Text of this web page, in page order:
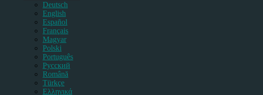
Deutsch
English
Español
Français
Magyar
Polski
Português
Pусский
Română
Türkçe
Ελληνικά